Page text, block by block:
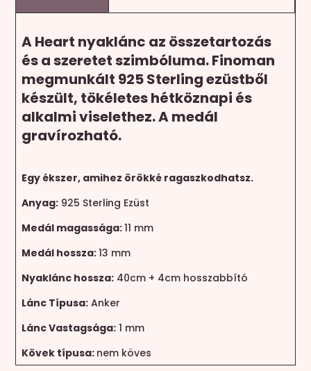
A Heart nyaklánc az összetartozás
és a szeretet szimbóluma. Finoman
megmunkált 925 Sterling ezüstből
készült, tökéletes hétköznapi és
alkalmi viselethez. A medál
gravírozható.
Egy ékszer, amihez örökké ragaszkodhatsz.
Anyag: 925 Sterling Ezüst
Medál magassága:11 mm
Medál hossza:13 mm
Nyaklánc hossza: 40cm + 4cm hosszabbító
Lánc Típusa: Anker
Lánc Vastagsága: 1 mm
Kövek típusa: nem köves